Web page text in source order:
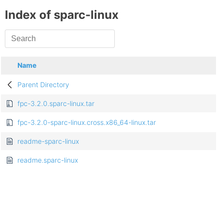
Index of sparc-linux
Name
Parent Directory
fpc-3.2.0.sparc-linux.tar
fpc-3.2.0-sparc-linux.cross.x86_64-linux.tar
readme-sparc-linux
readme.sparc-linux